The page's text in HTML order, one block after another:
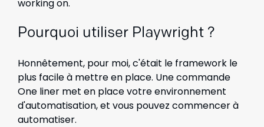
working on.
Pourquoi utiliser Playwright ?
Honnêtement, pour moi, c'était le framework le
plus facile à mettre en place. Une commande
One liner met en place votre environnement
d'automatisation, et vous pouvez commencer à
automatiser.